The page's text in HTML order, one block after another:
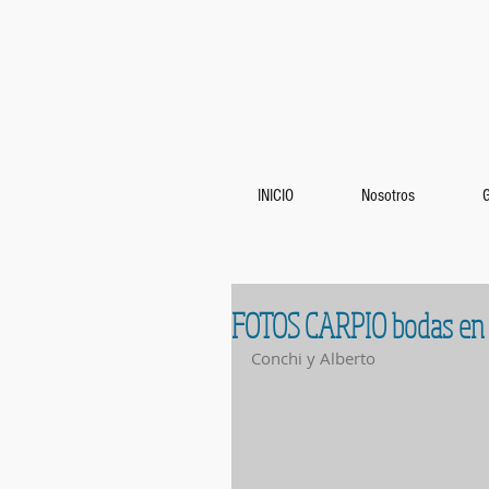
INICIO Nosotros
FOTOS CARPIO bodas
Conchi y Alberto